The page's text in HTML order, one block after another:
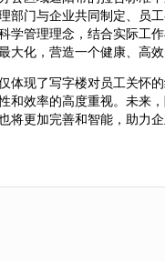
部门与企业共同制定、员工
学管理理念，结合实际工
大化，营造一个健康、高效
体现了写字楼对员工关怀
和效率的高度重视。未来
将更加完善和智能，助力